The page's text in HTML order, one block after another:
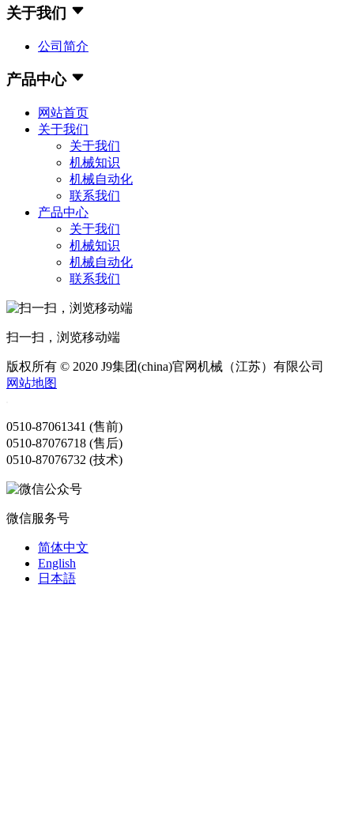
关于我们
公司简介
产品中心
网站首页
关于我们
关于我们
机械知识
机械自动化
联系我们
产品中心
关于我们
机械知识
机械自动化
联系我们
扫一扫，浏览移动端
版权所有 © 2020 J9集团(china)官网机械（江苏）有限公司
网站地图
0510-87061341 (售前)
0510-87076718 (售后)
0510-87076732 (技术)
微信服务号
简体中文
English
日本語